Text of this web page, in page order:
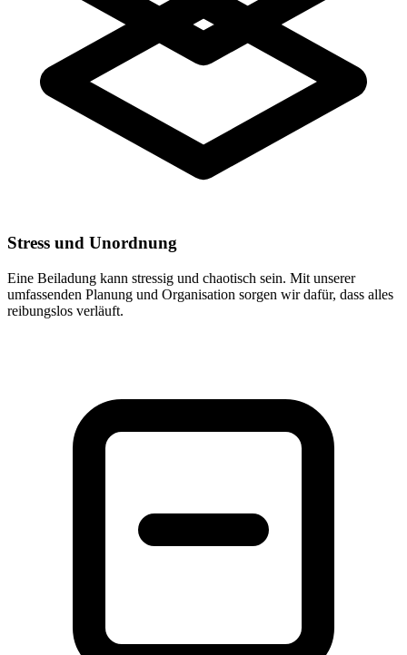
Stress und Unordnung
Eine Beiladung kann stressig und chaotisch sein. Mit unserer
umfassenden Planung und Organisation sorgen wir dafür, dass alles
reibungslos verläuft.